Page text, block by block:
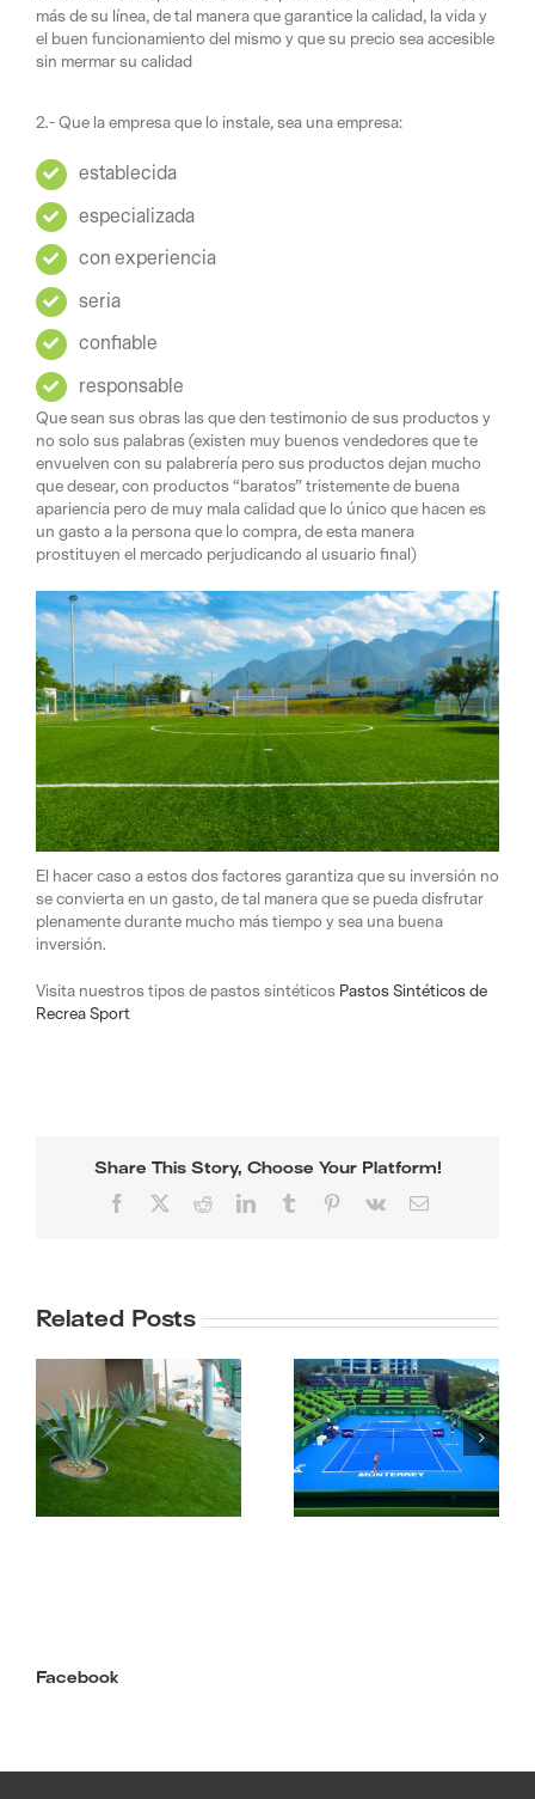
más de su línea, de tal manera que garantice la calidad, la vida y
el buen funcionamiento del mismo y que su precio sea accesible
sin mermar su calidad
2.- Que la empresa que lo instale, sea una empresa:
establecida
especializada
con experiencia
seria
confiable
responsable
Que sean sus obras las que den testimonio de sus productos y
no solo sus palabras (existen muy buenos vendedores que te
envuelven con su palabrería pero sus productos dejan mucho
que desear, con productos “baratos” tristemente de buena
apariencia pero de muy mala calidad que lo único que hacen es
un gasto a la persona que lo compra, de esta manera
prostituyen el mercado perjudicando al usuario final)
El hacer caso a estos dos factores garantiza que su inversión no
se convierta en un gasto, de tal manera que se pueda disfrutar
plenamente durante mucho más tiempo y sea una buena
inversión.
Visita nuestros tipos de pastos sintéticos Pastos Sintéticos de
Recrea Sport
Share This Story, Choose Your Platform!
Facebook RedditLinkedInTumblr Pinterest
Vk Email
Related Posts
Fábrica de
canchas
Mantenimiento de
pasto sintético
Facebook